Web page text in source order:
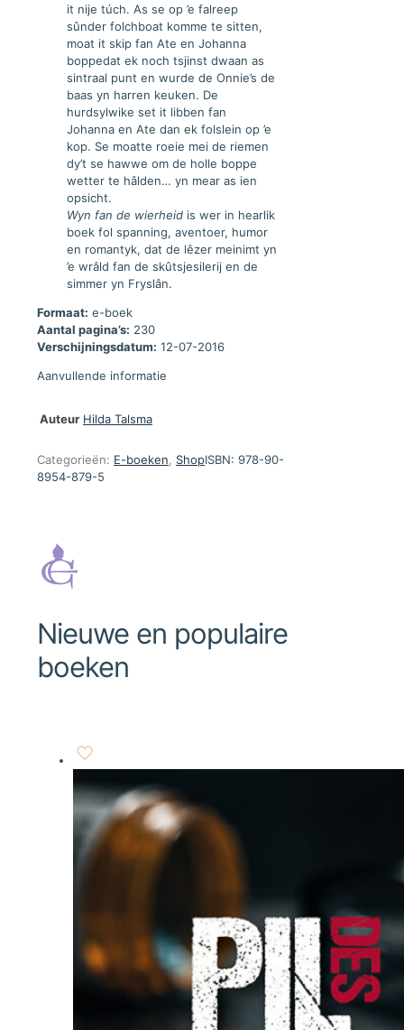
it nije túch. As se op ’e falreep
sûnder folchboat komme te sitten,
moat it skip fan Ate en Johanna
boppedat ek noch tsjinst dwaan as
sintraal punt en wurde de Onnie’s de
baas yn harren keuken. De
hurdsylwike set it libben fan
Johanna en Ate dan ek folslein op ’e
kop. Se moatte roeie mei de riemen
dy’t se hawwe om de holle boppe
wetter te hâlden… yn mear as ien
opsicht.
Wyn fan de wierheid is wer in hearlik
boek fol spanning, aventoer, humor
en romantyk, dat de lêzer meinimt yn
’e wrâld fan de skûtsjesilerij en de
simmer yn Fryslân.
Formaat: e-boek
Aantal pagina’s: 230
Verschijningsdatum: 12-07-2016
Aanvullende informatie
Auteur Hilda Talsma
Categorieën: E-boeken ShopISBN: 978-90-
8954-879-5
Nieuwe en populaire
boeken